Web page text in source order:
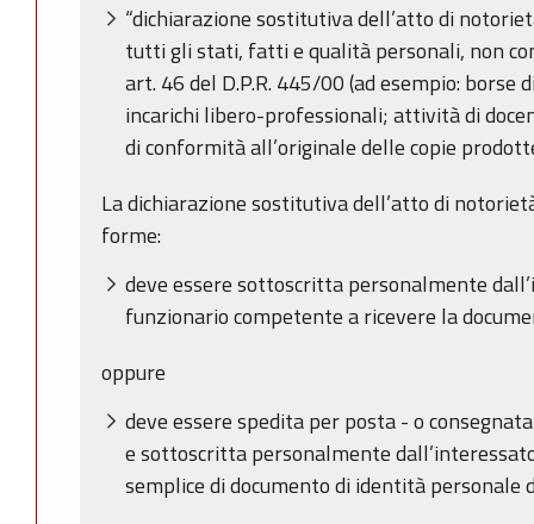
“dichiarazione sostitutiva dell’atto di
tutti gli stati, fatti e qualità personali, non
art. 46 del D.P.R. 445/00 (ad esempio:
incarichi libero-professionali; attività di
di conformità all’originale delle copie
La dichiarazione sostitutiva dell’atto di
forme:
deve essere sottoscritta personalmente
funzionario competente a ricevere la
oppure
deve essere spedita per posta - o
e sottoscritta personalmente
semplice di documento di identità personale